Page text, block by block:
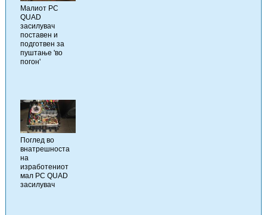
Малиот PC
QUAD
засилувач
поставен и
подготвен за
пуштање 'во
погон'
Поглед во
внатрешноста
на
изработениот
мал PC QUAD
засилувач